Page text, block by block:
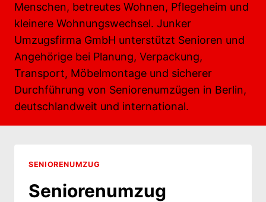
Menschen, betreutes Wohnen, Pflegeheim und
kleinere Wohnungswechsel. Junker
Umzugsfirma GmbH unterstützt Senioren und
Angehörige bei Planung, Verpackung,
Transport, Möbelmontage und sicherer
Durchführung von Seniorenumzügen in Berlin,
deutschlandweit und international.
SENIORENUMZUG
Seniorenumzug